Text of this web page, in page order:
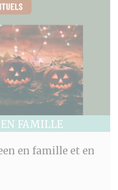
FAMILLE
en famille et en